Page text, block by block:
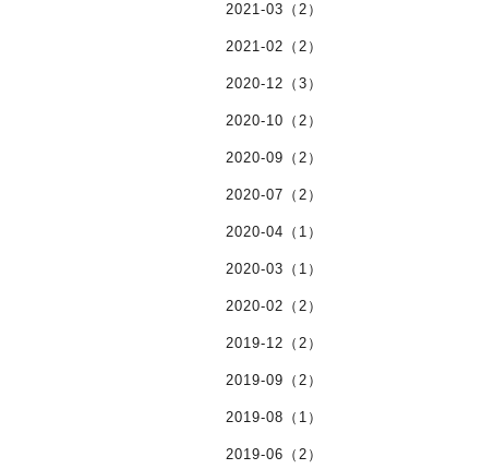
2021-03（2）
2021-02（2）
2020-12（3）
2020-10（2）
2020-09（2）
2020-07（2）
2020-04（1）
2020-03（1）
2020-02（2）
2019-12（2）
2019-09（2）
2019-08（1）
2019-06（2）